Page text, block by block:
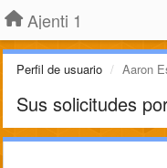
Ajenti 1
Perfil de usuario Aaron
Sus solicitudes